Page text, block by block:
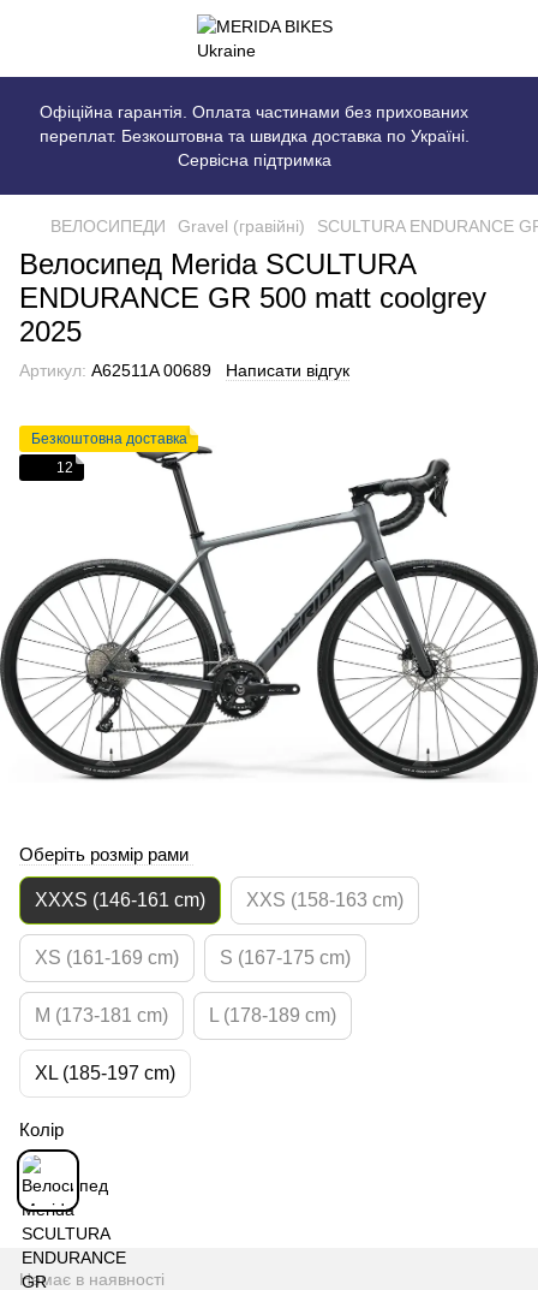
Офіційна гарантія. Оплата частинами без прихованих
переплат. Безкоштовна та швидка доставка по Україні.
Сервісна підтримка
ВЕЛОСИПЕДИ Gravel (гравійні) SCULTURA ENDURANCE
Велосипед Merida SCULTURA
ENDURANCE GR 500 matt coolgrey
2025
Артикул: A62511A 00689 Написати відгук
Безкоштовна доставка
12
Оберіть розмір рами
XXXS (146-161 cm) XXS (158-163 cm)
XS (161-169 cm) S (167-175 cm)
M (173-181 cm) L (178-189 cm)
XL (185-197 cm)
Колір
Немає в наявності